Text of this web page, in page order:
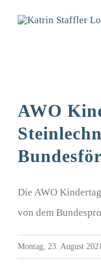
AWO
Die AWO
von dem
Montag, 23. August